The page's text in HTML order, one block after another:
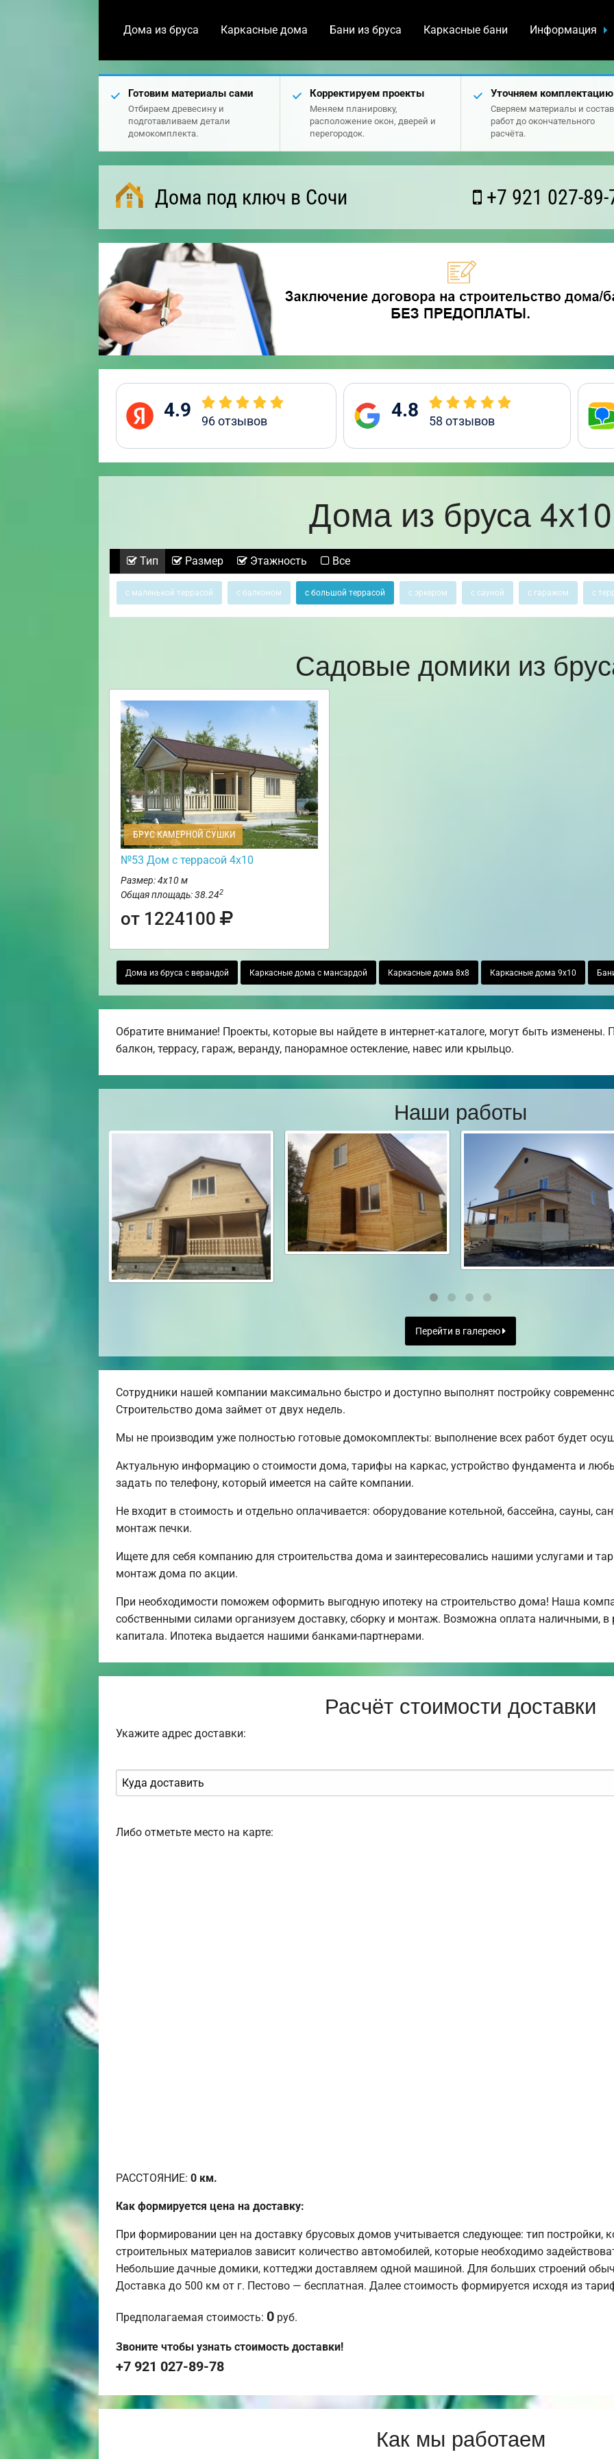
Дома из бруса Каркасные дома Бани из бруса Каркасные бани Информация
Готовим материалы сами
Отбираем древесину и
подготавливаем детали
домокомплекта.
Корректируем проекты
Меняем планировку,
расположение окон, дверей и
перегородок.
Уточняем комплектацию
Сверяем материалы и состав
работ до окончательного
расчёта.
Дома под ключ в Сочи +7 921 027-89-
4.9 96отзывов 4.8 58 отзывов
Дома из бруса 4х10
Тип Размер Этажность Все
с маленькой террасой с балконом с большой террасой с эркером с сауной с гаражом с
Садовые домики из
БРУС КАМЕРНОЙ СУШКИ
№53 Дом с террасой 4х10
Размер: 4х10 м
Общая площадь: 38.242
от 1224100
Дома из бруса с верандой Каркасные дома с мансардой Каркасные дома 8х8 Каркасные дома 9х10
Обратите внимание! Проекты, которые вы найдете в интернет-каталоге, могут быть
балкон, террасу, гараж, веранду, панорамное остекление, навес или крыльцо.
Наши работы
Перейти в галерею
Сотрудники нашей компании максимально быстро и доступно выполнят постройку
Строительство дома займет от двух недель.
Мы не производим уже полностью готовые домокомплекты: выполнение всех работ будет
Актуальную информацию о стоимости дома, тарифы на каркас, устройство фундамента и
задать по телефону, который имеется на сайте компании.
Не входит в стоимость и отдельно оплачивается: оборудование котельной, бассейна, сауны,
монтаж печки.
Ищете для себя компанию для строительства дома и заинтересовались нашими услугами и
монтаж дома по акции.
При необходимости поможем оформить выгодную ипотеку на строительство дома! Наша
собственными силами организуем доставку, сборку и монтаж. Возможна оплата наличными,
капитала. Ипотека выдается нашими банками-партнерами.
Расчёт стоимости доставки
Укажите адрес доставки:
Либо отметьте место на карте:
РАССТОЯНИЕ: 0 км.
Как формируется цена на доставку:
При формировании цен на доставку брусовых домов учитывается следующее: тип постройки,
строительных материалов зависит количество автомобилей, которые необходимо
Небольшие дачные домики, коттеджи доставляем одной машиной. Для больших строений
Доставка до 500 км от г. Пестово — бесплатная. Далее стоимость формируется исходя из
Предполагаемая стоимость: 0 руб.
Звоните чтобы узнать стоимость доставки!
+7 921 027-89-78
Как мы работаем